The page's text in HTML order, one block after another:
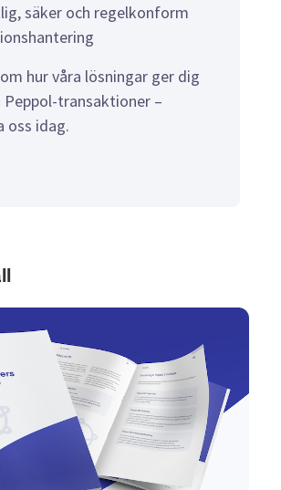
säker och regelkonform
hur våra lösningar ger dig
transaktioner –
oss idag.